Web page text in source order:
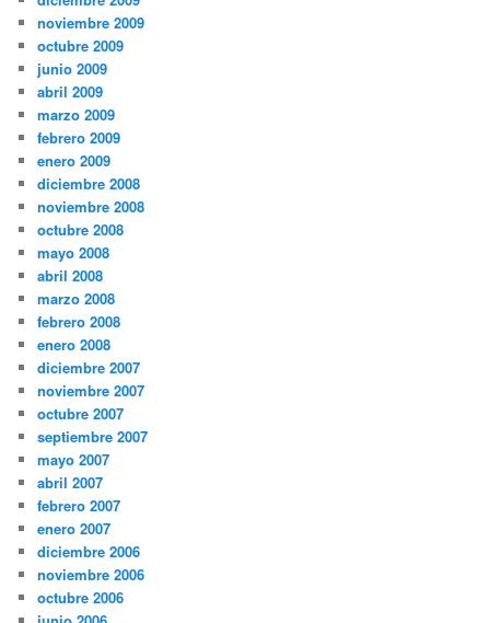
noviembre 2009
octubre 2009
junio 2009
abril 2009
marzo 2009
febrero 2009
enero 2009
diciembre 2008
noviembre 2008
octubre 2008
mayo 2008
abril 2008
marzo 2008
febrero 2008
enero 2008
diciembre 2007
noviembre 2007
octubre 2007
septiembre 2007
mayo 2007
abril 2007
febrero 2007
enero 2007
diciembre 2006
noviembre 2006
octubre 2006